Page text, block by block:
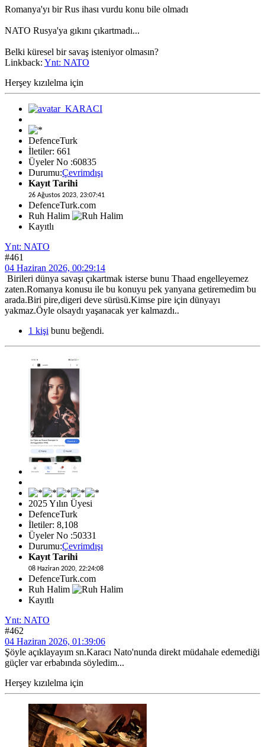
Romanya'yı bir Rus ihası vurdu konu bile olmadı
NATO Rusya'ya gıkını çıkartmadı...
Belki küresel bir savaş isteniyor olmasın?
Linkback: Ynt: NATO
Herşey kızılelma için
DefenceTurk
İletiler: 661
Üyeler No :60835
Durumu:Çevrimdışı
Kayıt Tarihi
26 Ağustos 2023, 23:07:41
DefenceTurk.com
Ruh Halim
Kayıtlı
Ynt: NATO
#461
04 Haziran 2026, 00:29:14
Birileri dünya savaşı çıkartmak isterse bunu Thaad engelleyemez
zaten.Romanya konusu ile bu konuyu pek yanyana getiremedim bu
arada.Biri pire,digeri deve sürüsü.Kimse pire için dünyayı
yakmaz.Öyle olsaydı yaşanacak yer kalmazdı..
1 kişi bunu beğendi.
2025 Yılın Üyesi
DefenceTurk
İletiler: 8,108
Üyeler No :50331
Durumu:Çevrimdışı
Kayıt Tarihi
08 Haziran 2020, 22:24:08
DefenceTurk.com
Ruh Halim
Kayıtlı
Ynt: NATO
#462
04 Haziran 2026, 01:39:06
Şöyle açıklayayım sn.Karacı Nato'nunda direkt müdahale edemediği
güçler var erbabında söyledim...
Herşey kızılelma için